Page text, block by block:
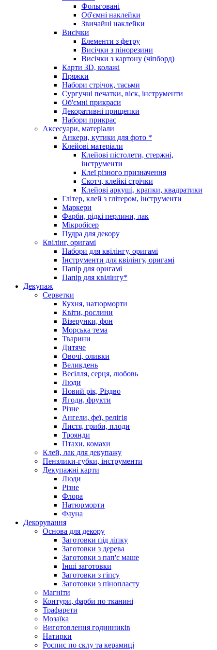
Фольговані
Об'ємні наклейки
Звичайні наклейки
Висічки
Елементи з фетру
Висічки з пінорезини
Висічки з картону (чіпборд)
Карти 3D, колажі
Пряжки
Набори стрічок, тасьми
Сургучні печатки, віск, інструменти
Об'ємні прикраси
Декоративні прищепки
Набори прикрас
Аксесуари, матеріали
Анкери, кутики для фото *
Клейові матеріали
Клейові пістолети, стержні,
інструменти
Клеї різного призначення
Скотч, клейкі стрічки
Клейові аркуші, крапки, квадратики
Глітер, клей з глітером, інструменти
Маркери
Фарби, рідкі перлини, лак
Мікробісер
Пудра для декору
Квілінг, оригамі
Набори для квілінгу, оригамі
Інструменти для квілінгу, оригамі
Папір для оригамі
Папір для квілінгу*
Декупаж
Серветки
Кухня, натюрморти
Квіти, рослини
Візерунки, фон
Морська тема
Тварини
Дитяче
Овочі, оливки
Великдень
Весілля, серця, любовь
Люди
Новий рік, Різдво
Ягоди, фрукти
Різне
Ангели, феї, релігія
Листя, гриби, плоди
Троянди
Птахи, комахи
Клей, лак для декупажу
Пензлики-губки, інструменти
Декупажні карти
Люди
Різне
Флора
Натюрморти
Фауна
Декорування
Основа для декору
Заготовки під ліпку
Заготовки з дерева
Заготовки з пап'є маше
Інші заготовки
Заготовки з гіпсу
Заготовки з пінопласту
Магніти
Контури, фарби по тканині
Трафарети
Мозаїка
Виготовлення годинників
Натирки
Роспис по склу та керамиці